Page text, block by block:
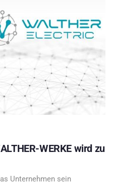
WERKE wird zu
Unternehmen sein